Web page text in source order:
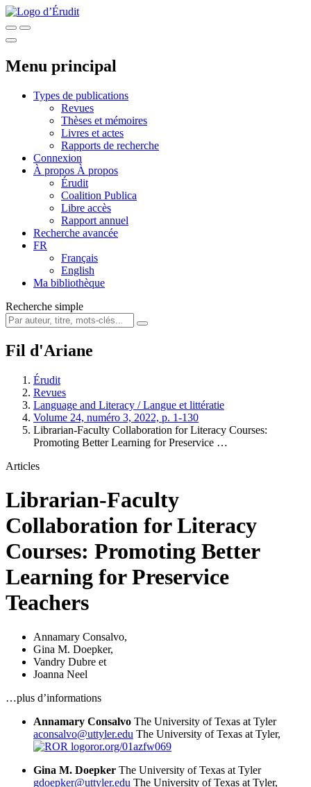
Menu principal
Types de publications
Revues
Thèses et mémoires
Livres et actes
Rapports de recherche
Connexion
À propos À propos
Érudit
Coalition Publica
Libre accès
Rapport annuel
Recherche avancée
FR
Français
English
Ma bibliothèque
Recherche simple
Fil d'Ariane
Érudit
Revues
Language and Literacy / Langue et littératie
Volume 24, numéro 3, 2022, p. 1-130
Librarian-Faculty Collaboration for Literacy Courses:
Promoting Better Learning for Preservice …
Articles
Librarian-Faculty
Collaboration for Literacy
Courses: Promoting Better
Learning for Preservice
Teachers
Annamary Consalvo,
Gina M. Doepker,
Vandry Dubre et
Joanna Neel
…plus d’informations
Annamary Consalvo The University of Texas at Tyler
aconsalvo@uttyler.edu The University of Texas at Tyler,
ror.org/01azfw069
Gina M. Doepker The University of Texas at Tyler
gdoepker@uttyler.edu The University of Texas at Tyler,